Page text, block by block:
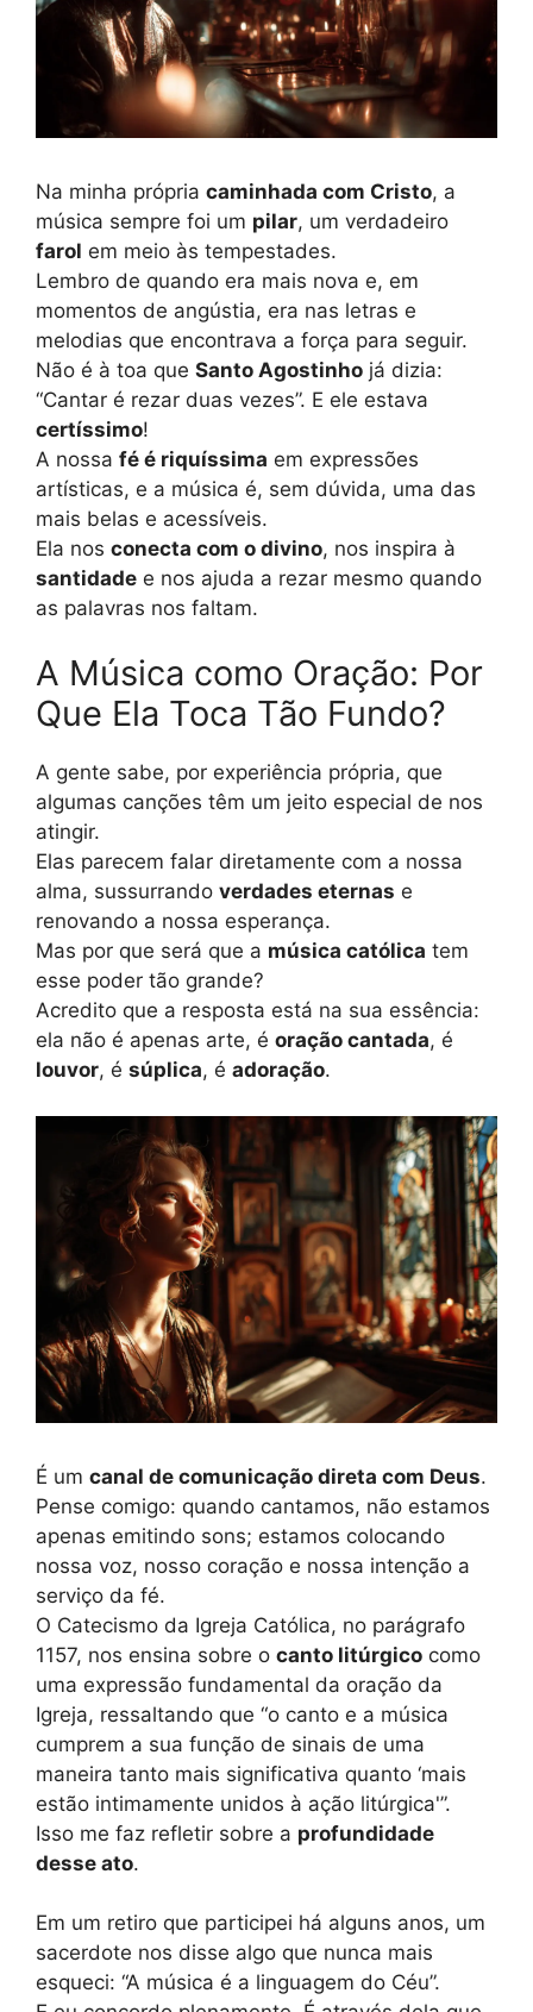
Na minha própria caminhada com Cristo, a
música sempre foi um pilar, um verdadeiro
farol em meio às tempestades.
Lembro de quando era mais nova e, em
momentos de angústia, era nas letras e
melodias que encontrava a força para seguir.
Não é à toa que Santo Agostinho já dizia:
“Cantar é rezar duas vezes”. E ele estava
certíssimo!
A nossa fé é riquíssima em expressões
artísticas, e a música é, sem dúvida, uma das
mais belas e acessíveis.
Ela nos conecta com o divino, nos inspira à
santidade e nos ajuda a rezar mesmo quando
as palavras nos faltam.
A Música como Oração: Por
Que Ela Toca Tão Fundo?
A gente sabe, por experiência própria, que
algumas canções têm um jeito especial de nos
atingir.
Elas parecem falar diretamente com a nossa
alma, sussurrando verdades eternas e
renovando a nossa esperança.
Mas por que será que a música católica tem
esse poder tão grande?
Acredito que a resposta está na sua essência:
ela não é apenas arte, é oração cantada, é
louvor, é súplica, é adoração.
É um canal de comunicação direta com Deus.
Pense comigo: quando cantamos, não estamos
apenas emitindo sons; estamos colocando
nossa voz, nosso coração e nossa intenção a
serviço da fé.
O Catecismo da Igreja Católica, no parágrafo
1157, nos ensina sobre o canto litúrgico como
uma expressão fundamental da oração da
Igreja, ressaltando que “o canto e a música
cumprem a sua função de sinais de uma
maneira tanto mais significativa quanto ‘mais
estão intimamente unidos à ação litúrgica'”.
Isso me faz refletir sobre a profundidade
desse ato.
Em um retiro que participei há alguns anos, um
sacerdote nos disse algo que nunca mais
esqueci: “A música é a linguagem do Céu”.